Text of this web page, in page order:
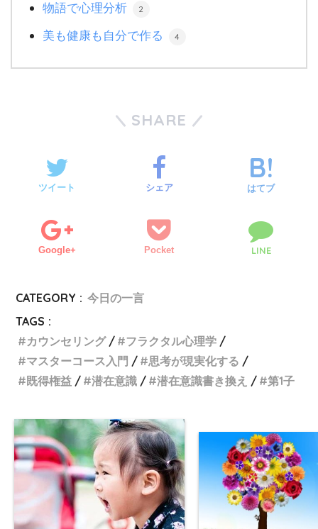
物語で心理分析 2
美も健康も自分で作る 4
SHARE
ツイート シェア はてブ
Google+ Pocket LINE
CATEGORY : 今日の一言
TAGS :
カウンセリング
フラクタル心理学
マスターコース入門
思考が現実化する
既得権益
潜在意識 潜在意識書き換え 第1子